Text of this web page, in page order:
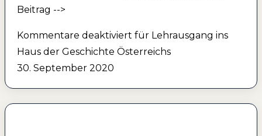
Beitrag -->
Kommentare deaktiviert für Lehrausgang ins
Haus der Geschichte Österreichs
30. September 2020